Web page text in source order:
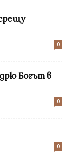
0
Богът в
0
0